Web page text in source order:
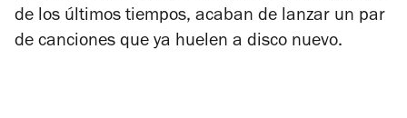
de los últimos tiempos, acaban de lanzar un par
de canciones que ya huelen a disco nuevo.